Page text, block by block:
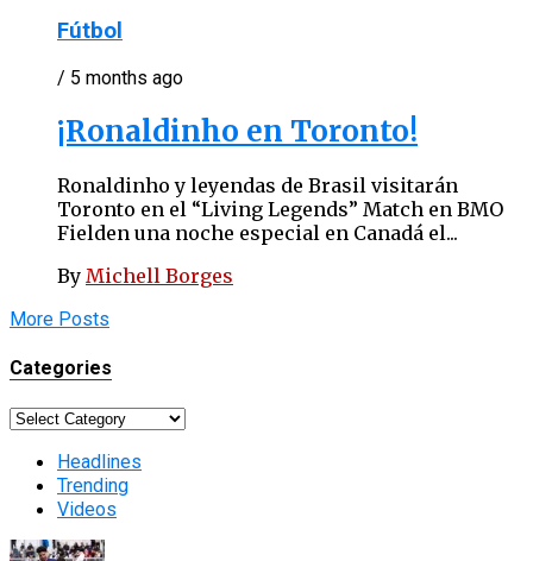
Fútbol
/ 5 months ago
¡Ronaldinho en Toronto!
Ronaldinho y leyendas de Brasil visitarán
Toronto en el “Living Legends” Match en BMO
Fielden una noche especial en Canadá el...
By Michell Borges
More Posts
Categories
Categories
Headlines
Trending
Videos